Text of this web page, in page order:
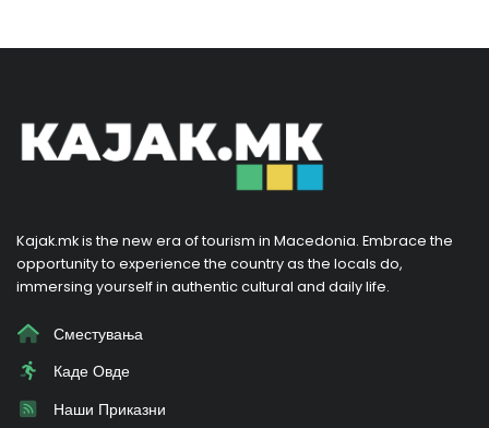
Kajak.mk is the new era of tourism in Macedonia. Embrace the
opportunity to experience the country as the locals do,
immersing yourself in authentic cultural and daily life.
Сместувања
Каде Овде
Наши Приказни